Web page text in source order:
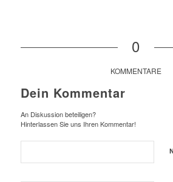
0
KOMMENTARE
Dein Kommentar
An Diskussion beteiligen?
Hinterlassen Sie uns Ihren Kommentar!